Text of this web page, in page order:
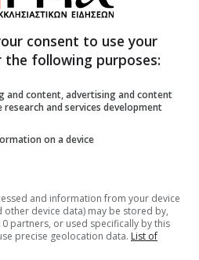
ομοδόξους και
δεν απευθύνεται σε
σε χριστιανούς ειδικά.
consent to use your
following purposes:
and content, advertising and content
research and services development
on a device
and information from your device
device data) may be stored by,
partners, or used specifically by this
precise geolocation data. List of